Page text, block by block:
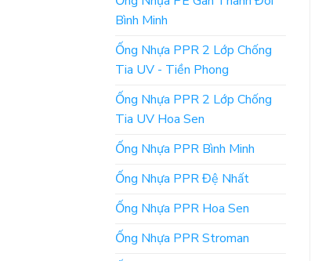
Bình Minh
Ống Nhựa PPR 2 Lớp Chống
Tia UV - Tiền Phong
Ống Nhựa PPR 2 Lớp Chống
Tia UV Hoa Sen
Ống Nhựa PPR Bình Minh
Ống Nhựa PPR Đệ Nhất
Ống Nhựa PPR Hoa Sen
Ống Nhựa PPR Stroman